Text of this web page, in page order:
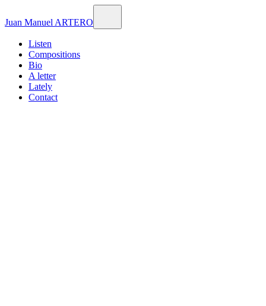
Juan Manuel ARTERO
Listen
Compositions
Bio
A letter
Lately
Contact